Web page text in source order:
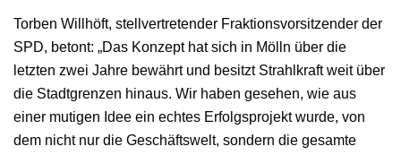
Torben Willhöft, stellvertretender Fraktionsvorsitzender der
SPD, betont: „Das Konzept hat sich in Mölln über die
letzten zwei Jahre bewährt und besitzt Strahlkraft weit über
die Stadtgrenzen hinaus. Wir haben gesehen, wie aus
einer mutigen Idee ein echtes Erfolgsprojekt wurde, von
dem nicht nur die Geschäftswelt, sondern die gesamte